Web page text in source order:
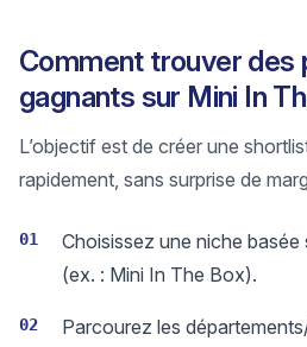
Comment trouver des
gagnants sur Mini In
L’objectif est de créer une
rapidement, sans surprise de
01
Choisissez une niche
(ex. : Mini In The Box).
02
Parcourez les